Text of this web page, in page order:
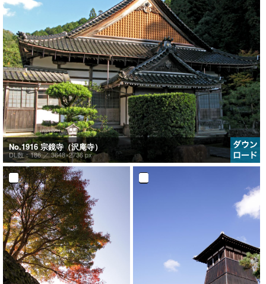
No.1916 宗鏡寺（沢庵寺）
DL数：186 ／3648×2736 px